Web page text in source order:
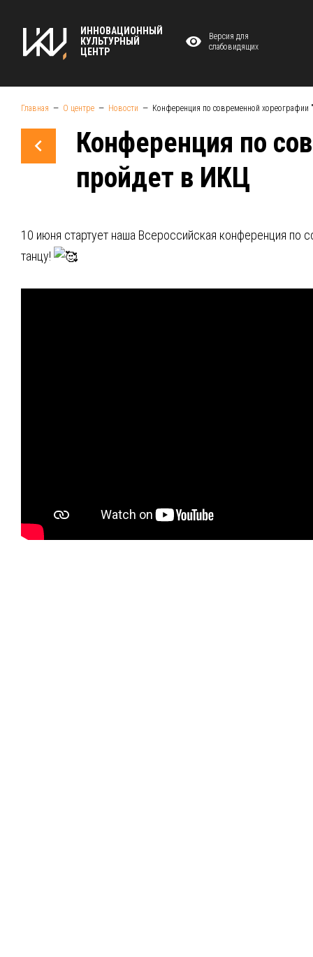
ИННОВАЦИОННЫЙ
КУЛЬТУРНЫЙ
ЦЕНТР
Версия для
слабовидящих
Главная О центре Новости Конференция по современной
Конференция по
пройдет в ИКЦ
10 июня стартует наша Всероссийская конференция
танцу!